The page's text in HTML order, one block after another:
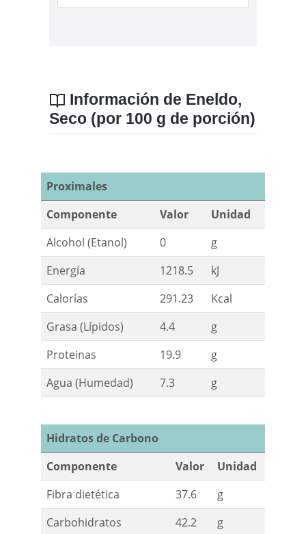
Información de Eneldo,
Seco (por 100 g de porción)
Proximales
Componente
Valor
Unidad
Alcohol (Etanol)
0
g
Energía
1218.5
kJ
Calorías
291.23
Kcal
Grasa (Lípidos)
4.4
g
Proteinas
19.9
g
Agua (Humedad)
7.3 g
Hidratos de Carbono
Componente
Valor
Unidad
Fibra dietética
37.6
g
Carbohidratos
42.2 g